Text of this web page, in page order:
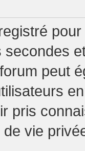
secondes
peut
pris
vie